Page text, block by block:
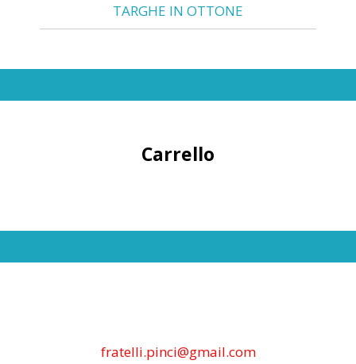
TARGHE IN OTTONE
Carrello
fratelli.pinci@gmail.com